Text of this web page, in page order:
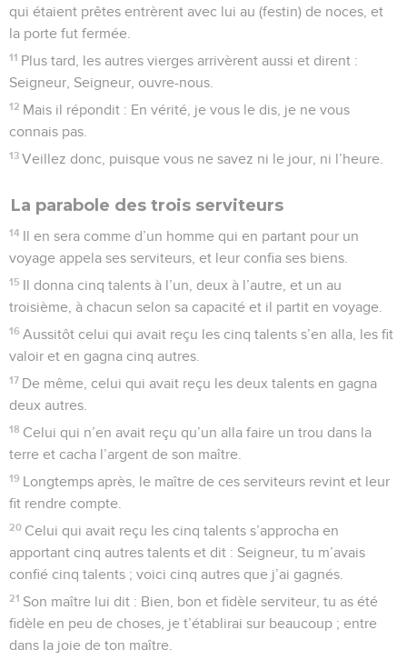
qui étaient prêtes entrèrent avec lui au (festin) de noces, et
la porte fut fermée.
11 Plus tard, les autres vierges arrivèrent aussi et dirent :
Seigneur, Seigneur, ouvre-nous.
12 Mais il répondit : En vérité, je vous le dis, je ne vous
connais pas.
13 Veillez donc, puisque vous ne savez ni le jour, ni l’heure.
La parabole des trois serviteurs
14 Il en sera comme d’un homme qui en partant pour un
voyage appela ses serviteurs, et leur confia ses biens.
15 Il donna cinq talents à l’un, deux à l’autre, et un au
troisième, à chacun selon sa capacité et il partit en voyage.
16 Aussitôt celui qui avait reçu les cinq talents s’en alla, les fit
valoir et en gagna cinq autres.
17 De même, celui qui avait reçu les deux talents en gagna
deux autres.
18 Celui qui n’en avait reçu qu’un alla faire un trou dans la
terre et cacha l’argent de son maître.
19 Longtemps après, le maître de ces serviteurs revint et leur
fit rendre compte.
20 Celui qui avait reçu les cinq talents s’approcha en
apportant cinq autres talents et dit : Seigneur, tu m’avais
confié cinq talents ; voici cinq autres que j’ai gagnés.
21 Son maître lui dit : Bien, bon et fidèle serviteur, tu as été
fidèle en peu de choses, je t’établirai sur beaucoup ; entre
dans la joie de ton maître.